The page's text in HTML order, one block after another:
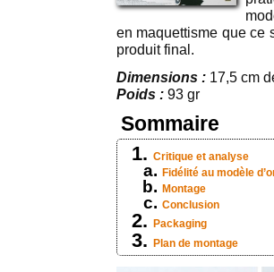
en maquettisme que ce
produit final.
Dimensions : 17,5 cm
Poids : 93 gr
Sommaire
Critique et analyse
Fidélité au modèle
Montage
Conclusion
Packaging
Plan de montage